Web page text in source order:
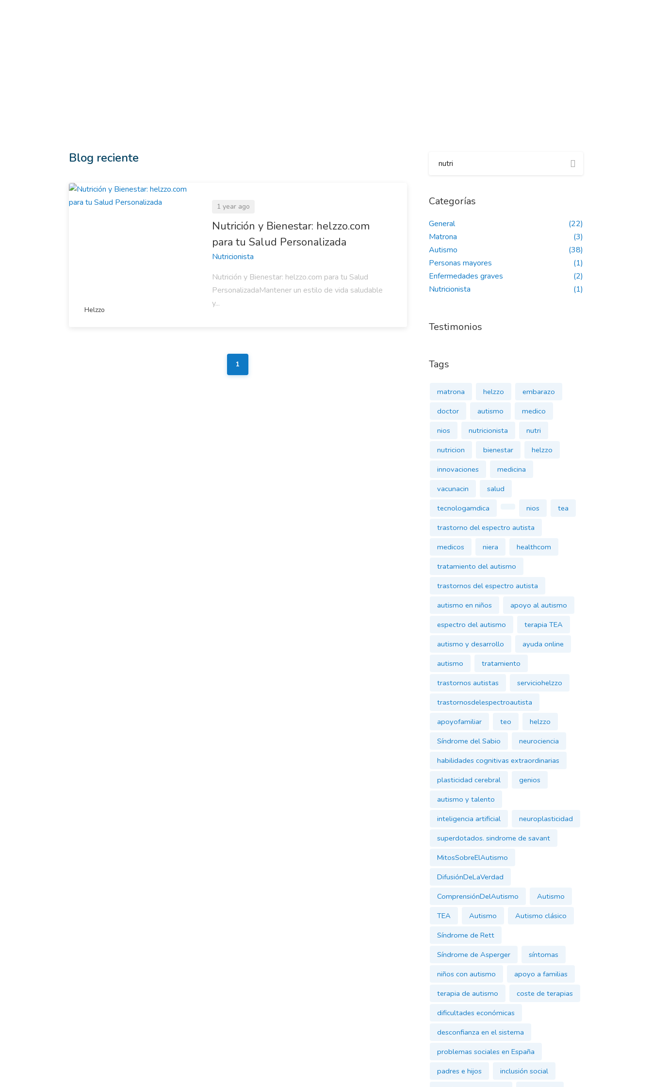
Blog reciente
Helzzo
1 year ago
Nutrición y Bienestar: helzzo.com
para tu Salud Personalizada
Nutricionista
Nutrición y Bienestar: helzzo.com para tu Salud
PersonalizadaMantener un estilo de vida saludable
y...
1
Categorías
General
(22)
Matrona
(3)
Autismo
(38)
Personas mayores
(1)
Enfermedades graves
(2)
Nutricionista
(1)
Testimonios
Tags
matrona helzzo
embarazo
doctor
autismo
medico
nios
nutricionista
nutri
nutricion
bienestar
helzzo
innovaciones
medicina
vacunacin
salud
tecnologamdica
nios
tea
trastorno del espectro autista
medicos
niera
healthcom
tratamiento del autismo
trastornos del espectro autista
autismo en niños
apoyo al autismo
espectro del autismo
terapia TEA
autismo y desarrollo
ayuda online
autismo
tratamiento
trastornos autistas
serviciohelzzo
trastornosdelespectroautista
apoyofamiliar
teo
helzzo
Síndrome del Sabio
neurociencia
habilidades cognitivas extraordinarias
plasticidad cerebral
genios
autismo y talento
inteligencia artificial
neuroplasticidad
superdotados. sindrome de savant
MitosSobreElAutismo
DifusiónDeLaVerdad
ComprensiónDelAutismo
Autismo
TEA
Autismo
Autismo clásico
Síndrome de Rett
Síndrome de Asperger
síntomas
niños con autismo
apoyo a familias
terapia de autismo
coste de terapias
dificultades económicas
desconfianza en el sistema
problemas sociales en España
padres e hijos
inclusión social